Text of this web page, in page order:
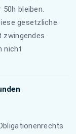
bleiben.
gesetzliche
zwingendes
nicht